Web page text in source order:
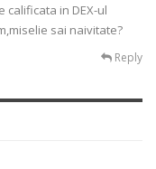
in DEX-ul
sai naivitate?
Reply